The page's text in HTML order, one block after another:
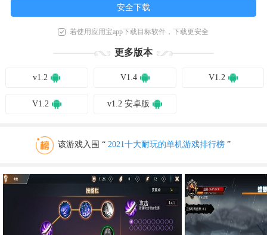
安全下载
若使用应用宝app下载目标软件，下载更安全
更多版本
v1.2 V1.4 V1.2
V1.2 v1.2 安卓版
该游戏入围 “2021十大耐玩的单机游戏排行榜 ”